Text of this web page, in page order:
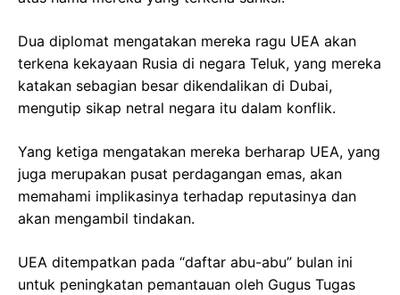
Dua diplomat mengatakan mereka ragu UEA akan
terkena kekayaan Rusia di negara Teluk, yang mereka
katakan sebagian besar dikendalikan di Dubai,
mengutip sikap netral negara itu dalam konflik.
Yang ketiga mengatakan mereka berharap UEA, yang
juga merupakan pusat perdagangan emas, akan
memahami implikasinya terhadap reputasinya dan
akan mengambil tindakan.
UEA ditempatkan pada “daftar abu-abu” bulan ini
untuk peningkatan pemantauan oleh Gugus Tugas